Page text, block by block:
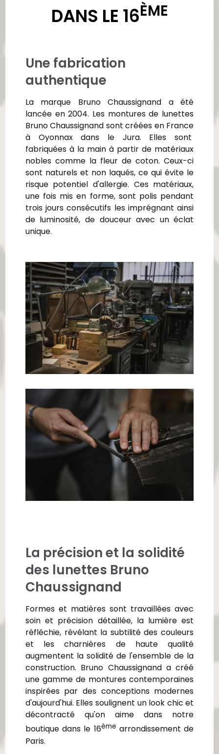
DANS LE 16ÈME
Une fabrication
authentique
La marque Bruno Chaussignand a été
lancée en 2004. Les montures de lunettes
Bruno Chaussignand sont créées en France
à Oyonnax dans le Jura. Elles sont
fabriquées à la main à partir de matériaux
nobles comme la fleur de coton. Ceux-ci
sont naturels et non laqués, ce qui évite le
risque potentiel d'allergie. Ces matériaux,
une fois mis en forme, sont polis pendant
trois jours consécutifs les imprégnant ainsi
de luminosité, de douceur avec un éclat
unique.
La précision et la solidité
des lunettes Bruno
Chaussignand
Formes et matières sont travaillées avec
soin et précision détaillée, la lumière est
réfléchie, révélant la subtilité des couleurs
et les charnières de haute qualité
augmentent la solidité de l'ensemble de la
construction. Bruno Chaussignand a créé
une gamme de montures contemporaines
inspirées par des conceptions modernes
d'aujourd'hui. Elles soulignent un look chic et
décontracté qu'on aime dans notre
boutique dans le 16ème arrondissement de
Paris.